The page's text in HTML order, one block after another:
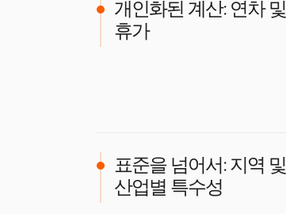
개인화된 계산: 연차 및
휴가
표준을 넘어서: 지역 및
산업별 특수성